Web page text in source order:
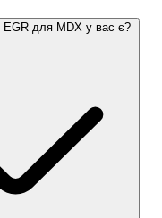
EGR для MDX у вас є?